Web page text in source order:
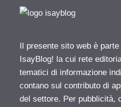
Il presente sito web è
IsayBlog! la cui rete
tematici di informazione
contano sul contributo di
del settore. Per pubblicità,